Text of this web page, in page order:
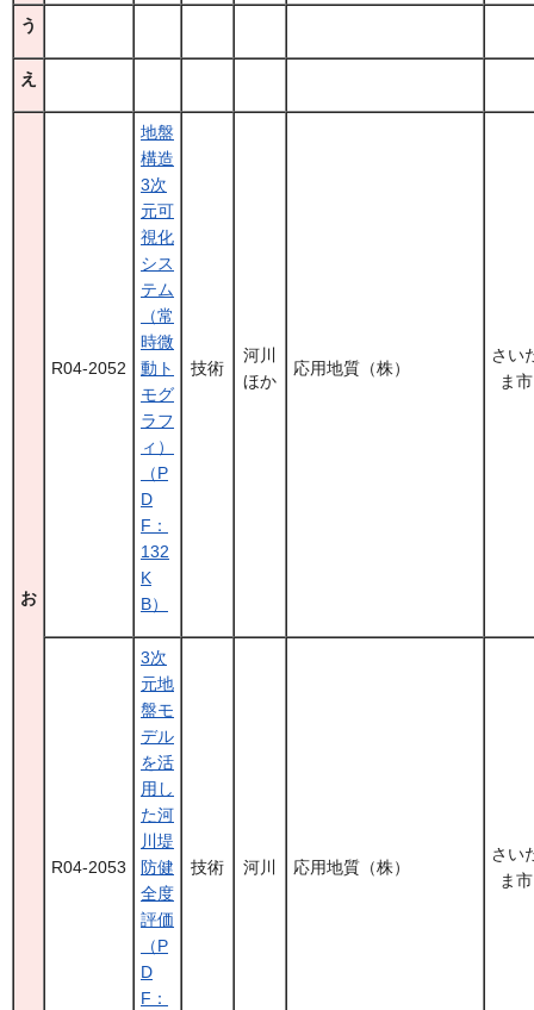
う
え
お
R04-2052
地盤
構造
3次
元可
視化
シス
テム
（常
時微
動ト
モグ
ラフ
ィ）
（P
D
F：
132
K
B）
技術
河川
ほか
応用地質（株）
さい
ま市
R04-2053
3次
元地
盤モ
デル
を活
用し
た河
川堤
防健
全度
評価
（P
D
F：
技術 河川 応用地質（株）
さい
ま市